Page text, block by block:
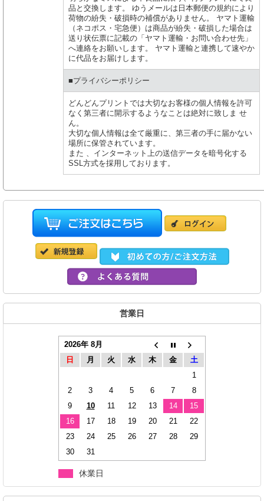
品と交換します。 ゆうメールは日本郵便の規約により
荷物の紛失・破損時の補償がありません。 ヤマト運輸
（ネコポス・宅急便）は商品が紛失・破損した場合は
送り状伝票に記載の「ヤマト運輸・お問い合わせ先」
へ連絡をお願いします。 ヤマト運輸と連携して速やか
に代品をお届けします。
■プライバシーポリシー
どんどんプリントでは大切なお客様の個人情報を許可
なく第三者に開示するようなことは絶対に致しま せ
ん。
大切な個人情報は全て厳重に、第三者の手に届かない
場所に保管されています。
また 、インターネット上の送信データを暗号化する
SSL方式を採用しております。
営業日
2026年 8月
日
月 火 水 木 金
土
1
2
3 4 5 6 7
8
9
10 11 12 13 14
15
16
17 18 19 20 21
22
23
24 25 26 27 28
29
30
31
休業日